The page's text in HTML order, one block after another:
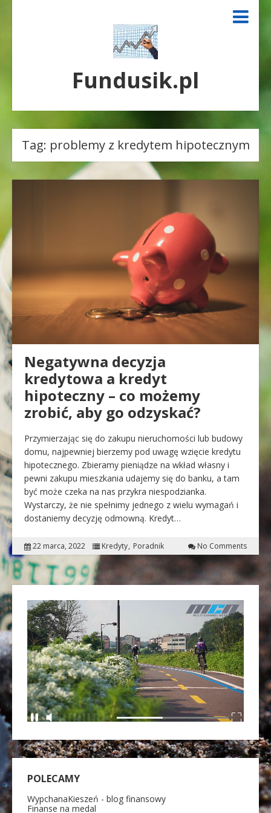
Fundusik.pl
Tag: problemy z kredytem hipotecznym
Negatywna decyzja
kredytowa a kredyt
hipoteczny – co możemy
zrobić, aby go odzyskać?
Przymierzając się do zakupu nieruchomości lub budowy
domu, najpewniej bierzemy pod uwagę wzięcie kredytu
hipotecznego. Zbieramy pieniądze na wkład własny i
pewni zakupu mieszkania udajemy się do banku, a tam
być może czeka na nas przykra niespodzianka.
Wystarczy, że nie spełnimy jednego z wielu wymagań i
dostaniemy decyzję odmowną. Kredyt…
22 marca, 2022 Kredyty Poradnik No Comments
POLECAMY
WypchanaKieszeń - blog finansowy
Finanse na medal